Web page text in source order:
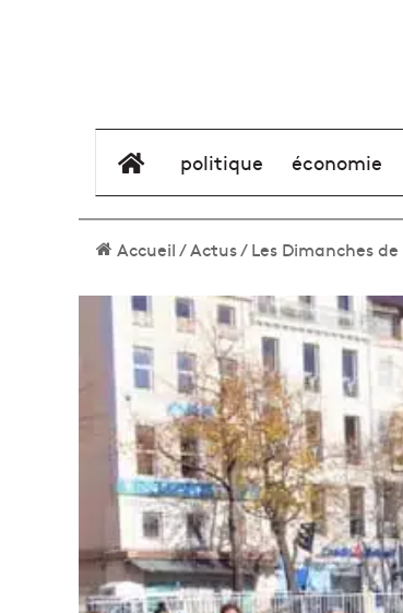
élément de menu
politique économie
Accueil/Actus/Les Dimanches